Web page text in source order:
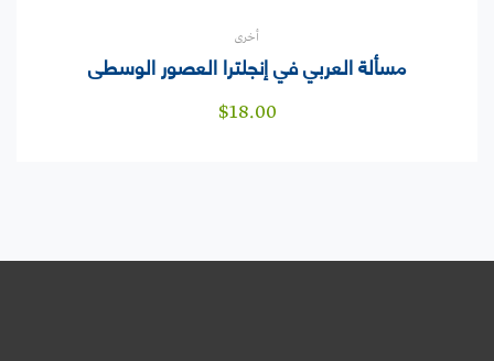
أخرى
مسألة العربي في إنجلترا العصور الوسطى
$18.00